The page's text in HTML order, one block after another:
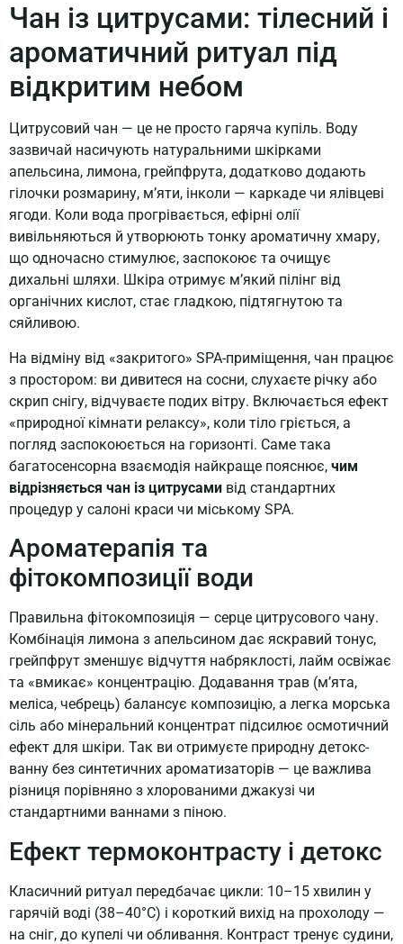
Чан із цитрусами: тілесний і
ароматичний ритуал під
відкритим небом
Цитрусовий чан — це не просто гаряча купіль. Воду
зазвичай насичують натуральними шкірками
апельсина, лимона, грейпфрута, додатково додають
гілочки розмарину, м’яти, інколи — каркаде чи ялівцеві
ягоди. Коли вода прогрівається, ефірні олії
вивільняються й утворюють тонку ароматичну хмару,
що одночасно стимулює, заспокоює та очищує
дихальні шляхи. Шкіра отримує м’який пілінг від
органічних кислот, стає гладкою, підтягнутою та
сяйливою.
На відміну від «закритого» SPA-приміщення, чан працює
з простором: ви дивитеся на сосни, слухаєте річку або
скрип снігу, відчуваєте подих вітру. Включається ефект
«природної кімнати релаксу», коли тіло гріється, а
погляд заспокоюється на горизонті. Саме така
багатосенсорна взаємодія найкраще пояснює, чим
відрізняється чан із цитрусами від стандартних
процедур у салоні краси чи міському SPA.
Ароматерапія та
фітокомпозиції води
Правильна фітокомпозиція — серце цитрусового чану.
Комбінація лимона з апельсином дає яскравий тонус,
грейпфрут зменшує відчуття набряклості, лайм освіжає
та «вмикає» концентрацію. Додавання трав (м’ята,
меліса, чебрець) балансує композицію, а легка морська
сіль або мінеральний концентрат підсилює осмотичний
ефект для шкіри. Так ви отримуєте природну детокс-
ванну без синтетичних ароматизаторів — це важлива
різниця порівняно з хлорованими джакузі чи
стандартними ваннами з піною.
Ефект термоконтрасту і детокс
Класичний ритуал передбачає цикли: 10–15 хвилин у
гарячій воді (38–40°C) і короткий вихід на прохолоду —
на сніг, до купелі чи обливання. Контраст тренує судини,